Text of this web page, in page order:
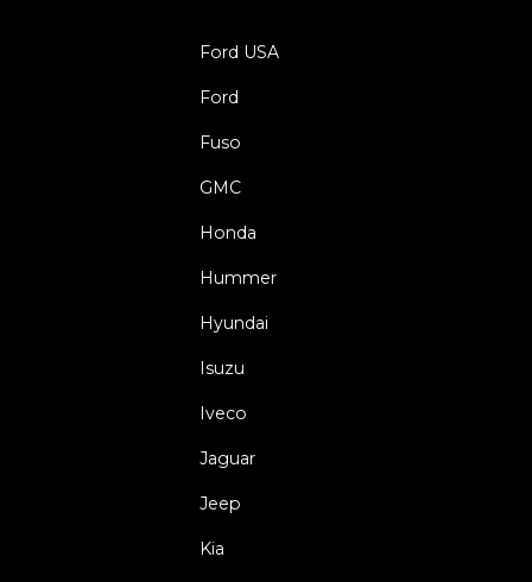
Ford USA
Ford
Fuso
GMC
Honda
Hummer
Hyundai
Isuzu
Iveco
Jaguar
Jeep
Kia